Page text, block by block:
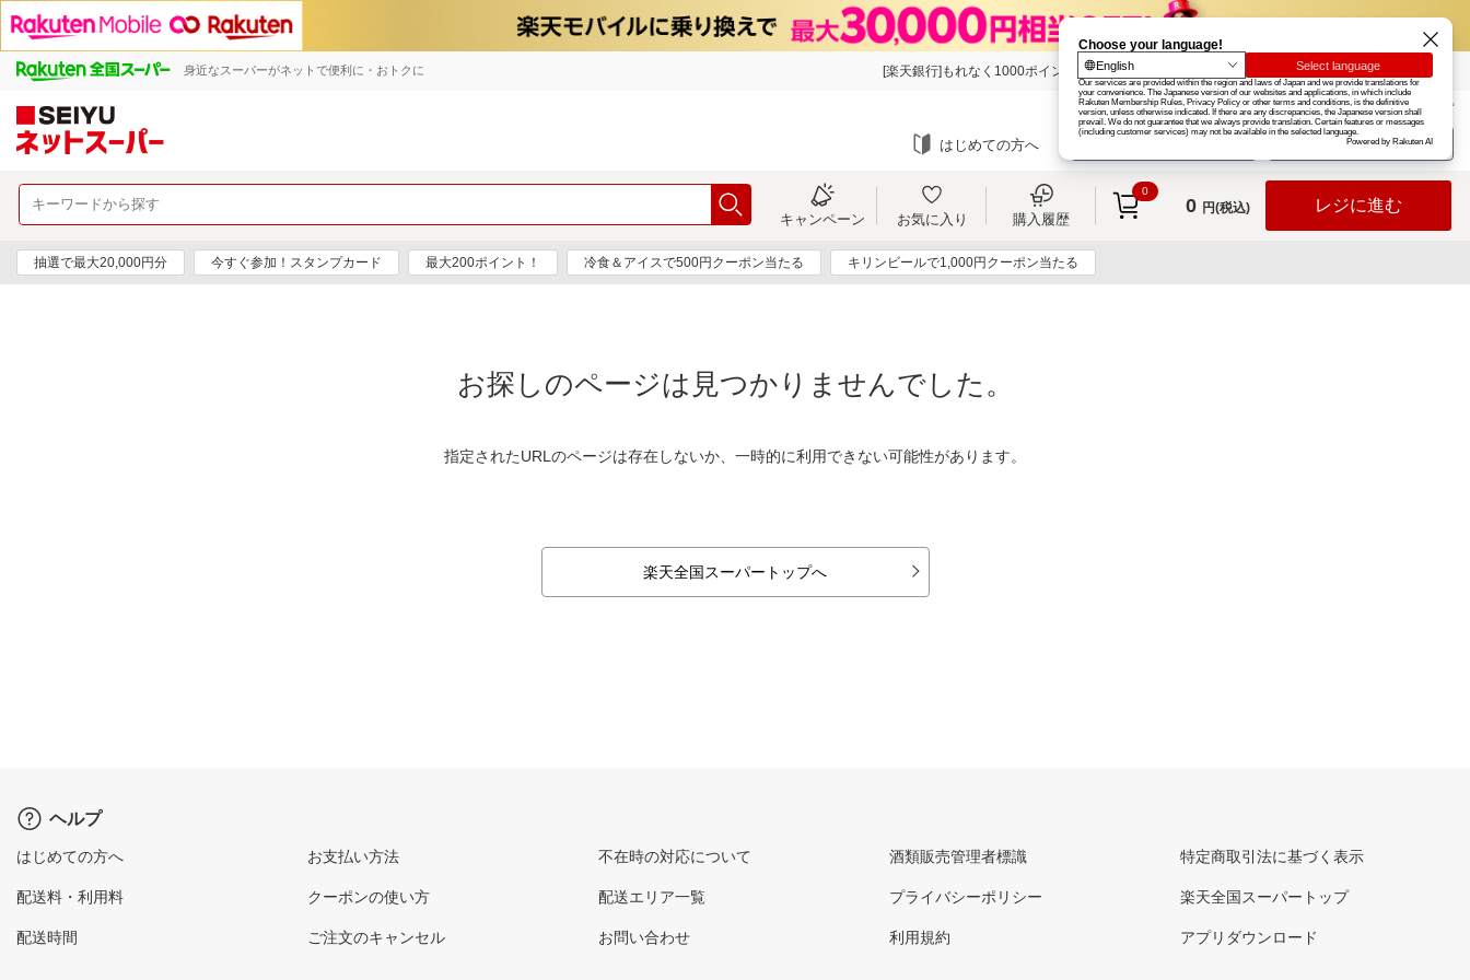
身近なスーパーがネットで便利に・おトクに [楽天銀行]もれなく1000ポイント 楽天グループ カード
お知らせ ヘルプ
はじめての方へ ログイン
キャンペーン お気に入り 購入履歴
0
0 円(税込) レジに進む
抽選で最大20,000円分 今すぐ参加！スタンプカード 最大200ポイント！ 冷食＆アイスで500円クーポン当たる キリンビールで1,000円クーポン当たる
お探しのページは見つかりませんでした。
指定されたURLのページは存在しないか、一時的に利用できない可能性があります。
楽天全国スーパートップへ
ヘルプ
はじめての方へ
配送料・利用料
配送時間
お支払い方法
クーポンの使い方
ご注文のキャンセル
不在時の対応について
配送エリア一覧
お問い合わせ
酒類販売管理者標識
プライバシーポリシー
利用規約
特定商取引法に基づく表示
楽天全国スーパートップ
アプリダウンロード